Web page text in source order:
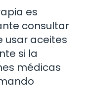
es
consultar
usar aceites
si la
médicas